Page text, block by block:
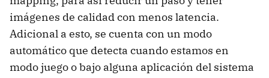
imágenes de calidad con menos latencia.
Adicional a esto, se cuenta con un modo
automático que detecta cuando estamos en
modo juego o bajo alguna aplicación del sistema